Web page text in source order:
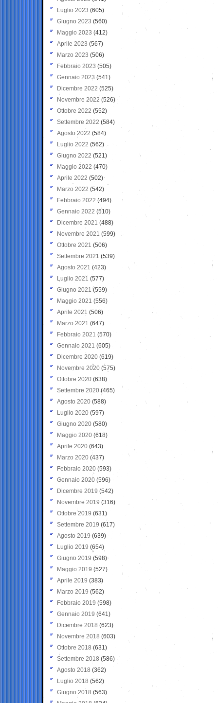
Luglio 2023 (605)
Giugno 2023 (560)
Maggio 2023 (412)
Aprile 2023 (567)
Marzo 2023 (506)
Febbraio 2023 (505)
Gennaio 2023 (541)
Dicembre 2022 (525)
Novembre 2022 (526)
Ottobre 2022 (552)
Settembre 2022 (584)
Agosto 2022 (584)
Luglio 2022 (562)
Giugno 2022 (521)
Maggio 2022 (470)
Aprile 2022 (502)
Marzo 2022 (542)
Febbraio 2022 (494)
Gennaio 2022 (510)
Dicembre 2021 (488)
Novembre 2021 (599)
Ottobre 2021 (506)
Settembre 2021 (539)
Agosto 2021 (423)
Luglio 2021 (577)
Giugno 2021(559)
Maggio 2021 (556)
Aprile 2021 (506)
Marzo 2021 (647)
Febbraio 2021 (570)
Gennaio 2021 (605)
Dicembre 2020 (619)
Novembre 2020 (575)
Ottobre 2020 (638)
Settembre 2020(465)
Agosto 2020 (588)
Luglio 2020 (597)
Giugno 2020 (580)
Maggio 2020 (618)
Aprile 2020 (643)
Marzo 2020 (437)
Febbraio 2020 (593)
Gennaio 2020 (596)
Dicembre 2019 (542)
Novembre 2019 (316)
Ottobre 2019 (631)
Settembre 2019 (617)
Agosto 2019 (639)
Luglio 2019 (654)
Giugno 2019 (598)
Maggio 2019 (527)
Aprile 2019 (383)
Marzo 2019 (562)
Febbraio 2019 (598)
Gennaio 2019 (641)
Dicembre 2018 (623)
Novembre 2018 (603)
Ottobre 2018 (631)
Settembre 2018 (586)
Agosto 2018 (362)
Luglio 2018 (562)
Giugno 2018 (563)